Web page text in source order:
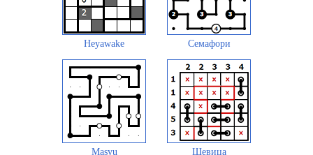
Heyawake Семафори
Masyu Шевица